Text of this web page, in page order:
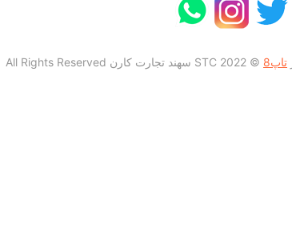
تاپ8 © 2022 STC سهند تجارت کارن All Rights Reserved